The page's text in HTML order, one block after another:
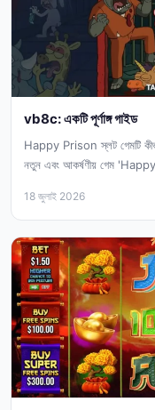
vb8c: একটি পূর্ণাঙ্গ গাইড
Happy Prison স্লট গেমটি
নতুন এবং আকর্ষণীয় গেম
18 জুলাই 2026